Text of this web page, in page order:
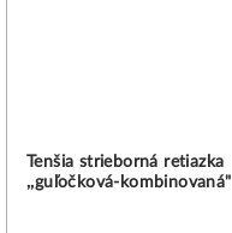
Tenšia strieborná retiazka
,,guľočková-kombinovaná"